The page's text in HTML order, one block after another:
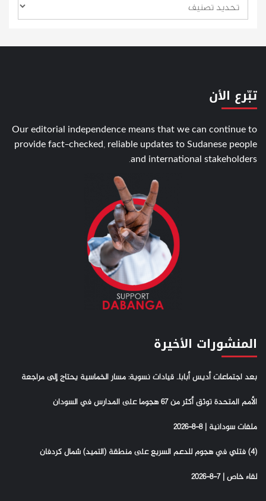
تبّرع الأن
Our editorial independence means that we can continue to
provide fact-checked, reliable updates to Sudanese people
and international stakeholders.
المنشورات الأخيرة
بعد اجتماعات أديس أبابا.. قيادات نسوية: مسار الخماسية يحتاج إلى مراجعة
الأمم المتحدة توثق أكثر من 67 هجوما على المدارس في السودان
ملفات سودانية | 8-8-2026
(4) فتلي في هجوم للدعم السريع على منطقة (التميد) شمال كردفان
لقاء خاص | 7-8-2026